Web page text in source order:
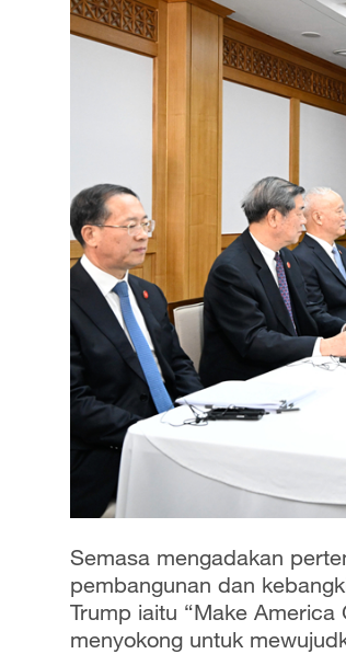
Semasa mengadakan
pembangunan dan
Trump iaitu “Make
menyokong untuk